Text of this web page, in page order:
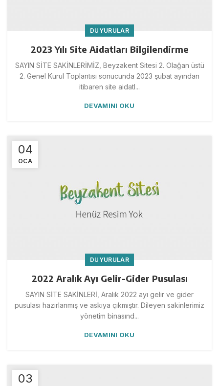
DUYURULAR
2023 Yılı Site Aidatları Bilgilendirme
SAYIN SİTE SAKİNLERİMİZ, Beyzakent Sitesi 2. Olağan üstü
2. Genel Kurul Toplantısı sonucunda 2023 şubat ayından
itibaren site aidatl...
DEVAMINI OKU
04
OCA
DUYURULAR
2022 Aralık Ayı Gelir-Gider Pusulası
SAYIN SİTE SAKİNLERİ, Aralık 2022 ayı gelir ve gider
pusulası hazırlanmış ve askıya çıkmıştır. Dileyen sakinlerimiz
yönetim binasınd...
DEVAMINI OKU
03